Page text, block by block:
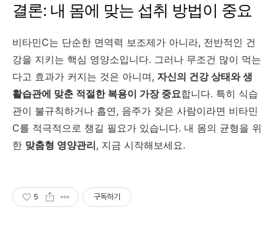
결론: 내 몸에 맞는 섭취 방법이 중요
비타민C는 단순한 면역력 보조제가 아니라, 전반적인 건
강을 지키는 핵심 영양소입니다. 그러나 무조건 많이 먹는
다고 효과가 커지는 것은 아니며, 자신의 건강 상태와 생
활습관에 맞춘 적절한 복용이 가장 중요합니다. 특히 식습
관이 불규칙하거나 흡연, 음주가 잦은 사람이라면 비타민
C를 적극적으로 챙길 필요가 있습니다. 내 몸의 균형을 위
한 맞춤형 영양관리, 지금 시작해보세요.
5 구독하기